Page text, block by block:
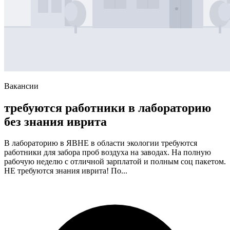
Вакансии
требуются работники в лабораторию
без знания иврита
В лабораторию в ЯВНЕ в области экологии требуются
работники для забора проб воздуха на заводах. На полную
рабочую неделю с отличной зарплатой и полным соц пакетом.
НЕ требуются знания иврита! По...